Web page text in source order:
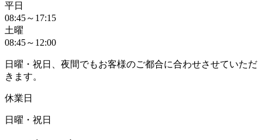
平日
08:45～17:15
土曜
08:45～12:00
日曜・祝日、夜間でもお客様のご都合に合わせさせていただ
きます。
休業日
日曜・祝日